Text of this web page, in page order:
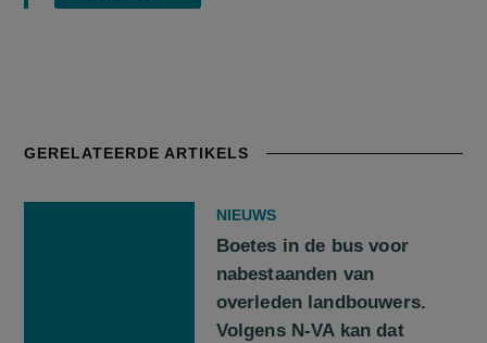
GERELATEERDE ARTIKELS
NIEUWS
Boetes in de bus voor
nabestaanden van
overleden landbouwers.
Volgens N-VA kan dat